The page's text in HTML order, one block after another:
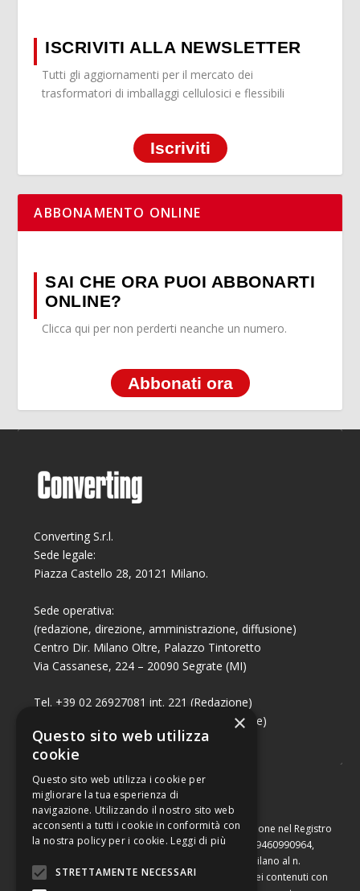
ISCRIVITI ALLA NEWSLETTER
Tutti gli aggiornamenti per il mercato dei
trasformatori di imballaggi cellulosici e flessibili
Iscriviti
ABBONAMENTO ONLINE
SAI CHE ORA PUOI ABBONARTI
ONLINE?
Clicca qui per non perderti neanche un numero.
Abbonati ora
Converting S.r.l.
Sede legale:
Piazza Castello 28, 20121 Milano.
Sede operativa:
(redazione, direzione, amministrazione, diffusione)
Centro Dir. Milano Oltre, Palazzo Tintoretto
Via Cassanese, 224 – 20090 Segrate (MI)
Tel. +39 02 26927081 int. 221 (Redazione)
Tel. +39 02 26927081 int. 224 (Commerciale)
Fax +39 02 26951006
Capitale sociale di Euro 10.000,00 – Numero di iscrizione nel Registro
delle Imprese di Milano, partita Iva e codice fiscale 09460990964,
iscritta al Repertorio Economico Amministrativo di Milano al n.
2091710. È vietata la riproduzione, anche parziale, dei contenuti con
×
Questo sito web utilizza
cookie
Questo sito web utilizza i cookie per
migliorare la tua esperienza di
navigazione. Utilizzando il nostro sito web
acconsenti a tutti i cookie in conformità con
la nostra policy per i cookie. Leggi di più
STRETTAMENTE NECESSARI